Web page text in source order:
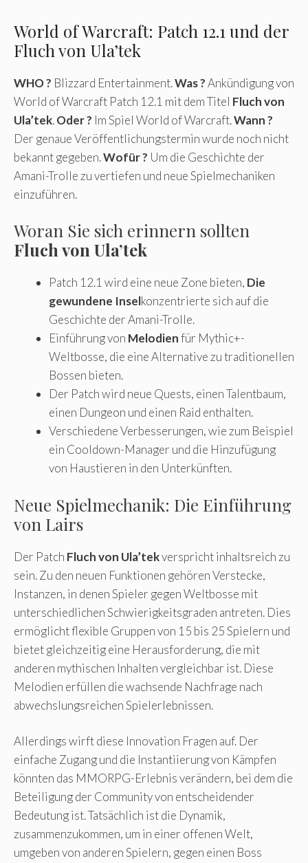
World of Warcraft: Patch 12.1 und der
Fluch von Ula’tek
WHO ? Blizzard Entertainment.Was ?Ankündigung von
World of Warcraft Patch 12.1 mit dem Titel Fluch von
Ula’tek.Oder ? Im Spiel World of Warcraft.Wann ?
Der genaue Veröffentlichungstermin wurde noch nicht
bekannt gegeben.Wofür ? Um die Geschichte der
Amani-Trolle zu vertiefen und neue Spielmechaniken
einzuführen.
Woran Sie sich erinnern sollten
Fluch von Ula’tek
Patch 12.1 wird eine neue Zone bieten, Die
gewundene Inselkonzentrierte sich auf die
Geschichte der Amani-Trolle.
Einführung von Melodienfür Mythic+-
Weltbosse, die eine Alternative zu traditionellen
Bossen bieten.
Der Patch wird neue Quests, einen Talentbaum,
einen Dungeon und einen Raid enthalten.
Verschiedene Verbesserungen, wie zum Beispiel
ein Cooldown-Manager und die Hinzufügung
von Haustieren in den Unterkünften.
Neue Spielmechanik: Die Einführung
von Lairs
Der Patch Fluch von Ula’tekverspricht inhaltsreich zu
sein. Zu den neuen Funktionen gehören Verstecke,
Instanzen, in denen Spieler gegen Weltbosse mit
unterschiedlichen Schwierigkeitsgraden antreten. Dies
ermöglicht flexible Gruppen von 15 bis 25 Spielern und
bietet gleichzeitig eine Herausforderung, die mit
anderen mythischen Inhalten vergleichbar ist. Diese
Melodien erfüllen die wachsende Nachfrage nach
abwechslungsreichen Spielerlebnissen.
Allerdings wirft diese Innovation Fragen auf. Der
einfache Zugang und die Instantiierung von Kämpfen
könnten das MMORPG-Erlebnis verändern, bei dem die
Beteiligung der Community von entscheidender
Bedeutung ist. Tatsächlich ist die Dynamik,
zusammenzukommen, um in einer offenen Welt,
umgeben von anderen Spielern, gegen einen Boss